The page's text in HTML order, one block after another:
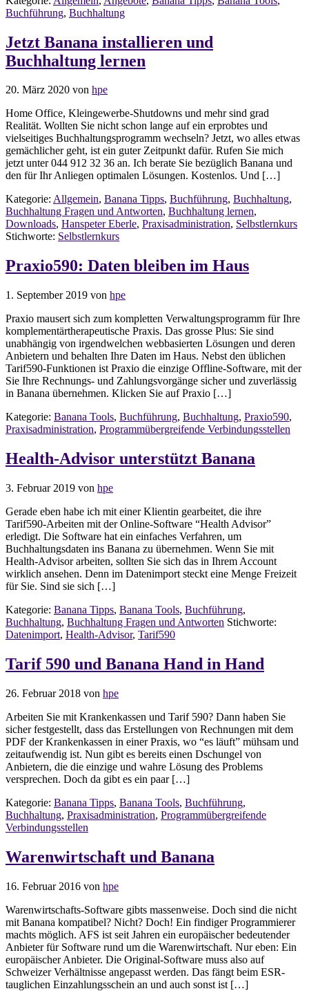
Buchführung, Buchhaltung
Jetzt Banana installieren und
Buchhaltung lernen
20. März 2020 von hpe
Home Office, Kleingewerbe-Shutdowns und mehr sind grad
Realität. Wollten Sie nicht schon lange auf ein erprobtes und
vielseitiges Buchhaltungsprogramm wechseln? Jetzt, wo alles etwas
gemächlicher geht, ist ein guter Zeitpunkt dafür. Rufen Sie mich
jetzt unter 044 912 32 36 an. Ich berate Sie bezüglich Banana und
den für Ihr Anliegen optimalen Lösungen. Kostenlos. Und […]
Kategorie: Allgemein, Banana Tipps, Buchführung, Buchhaltung,
Buchhaltung Fragen und Antworten, Buchhaltung lernen,
Downloads, Hanspeter Eberle, Praxisadministration, Selbstlernkurs
Stichworte: Selbstlernkurs
Praxio590: Daten bleiben im Haus
1. September 2019 von hpe
Praxio mausert sich zum kompletten Verwaltungsprogramm für Ihre
komplementärtherapeutische Praxis. Das grosse Plus: Sie sind
unabhängig von irgendwelchen webbasierten Lösungen und deren
Anbietern und behalten Ihre Daten im Haus. Nebst den üblichen
Tarif590-Funktionen ist Praxio die einzige Offline-Software, mit der
Sie Ihre Rechnungs- und Zahlungsvorgänge sicher und zuverlässig
in Banana übernehmen. Klicken Sie auf Praxio […]
Kategorie: Banana Tools, Buchführung, Buchhaltung, Praxio590,
Praxisadministration, Programmübergreifende Verbindungsstellen
Health-Advisor unterstützt Banana
3. Februar 2019 von hpe
Gerade eben habe ich mit einer Klientin gearbeitet, die ihre
Tarif590-Arbeiten mit der Online-Software “Health Advisor”
erledigt. Die Software hat ein einfaches Verfahren, um
Buchhaltungsdaten ins Banana zu übernehmen. Wenn Sie mit
Health-Advisor arbeiten, sollten Sie sich das in Ihrem Account
wirklich ansehen. Denn im Datenimport steckt eine Menge Freizeit
für Sie. Sind sie sich […]
Kategorie: Banana Tipps, Banana Tools, Buchführung,
Buchhaltung, Buchhaltung Fragen und Antworten Stichworte:
Datenimport, Health-Advisor, Tarif590
Tarif 590 und Banana Hand in Hand
26. Februar 2018 von hpe
Arbeiten Sie mit Krankenkassen und Tarif 590? Dann haben Sie
sicher festgestellt, dass das Erstellungen von Rechnungen mit dem
PDF der Krankenkassen in einer Praxis, wo “es läuft” mühsam und
zeitaufwendig ist. Nun gibt es bereits einen Dschungel von
Anbietern, die die einzige und wahre Lösung des Problems
versprechen. Doch da gibt es ein paar […]
Kategorie: Banana Tipps, Banana Tools, Buchführung,
Buchhaltung, Praxisadministration, Programmübergreifende
Verbindungsstellen
Warenwirtschaft und Banana
16. Februar 2016 von hpe
Warenwirtschafts-Software gibts massenweise. Doch sind die nicht
mit Banana kompatibel? Nicht? Doch! Ein findiger Programmierer
machts möglich. AFS ist seit Jahren ein europäischer bedeutender
Anbieter für Software rund um die Warenwirtschaft. Nur eben: Ein
europäischer Anbieter. Die Original-Software muss also auf
Schweizer Verhältnisse angepasst werden. Das fängt beim ESR-
tauglichen Einzahlungsschein an und auch sonst ist […]